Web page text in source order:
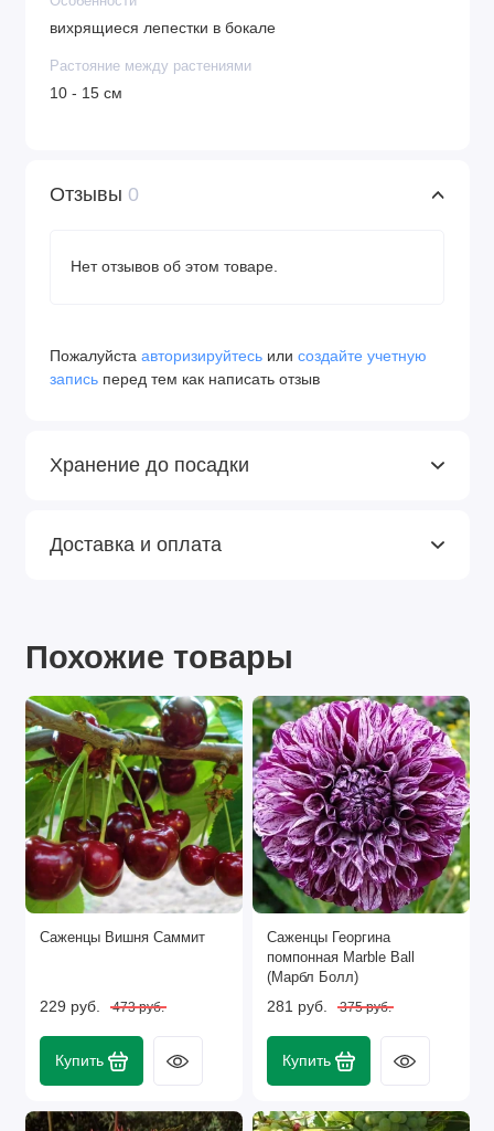
вихрящиеся лепестки в бокале
Растояние между растениями
10 - 15 см
Отзывы 0
Нет отзывов об этом товаре.
Пожалуйста авторизируйтесь или создайте учетную
запись перед тем как написать отзыв
Хранение до посадки
Доставка и оплата
Похожие товары
Саженцы Вишня Саммит
229 руб. 473 руб.
Купить
Саженцы Георгина
помпонная Marble Ball
(Марбл Болл)
281 руб. 375 руб.
Купить